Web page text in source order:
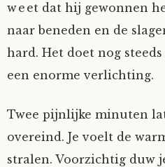
Henricus
Jack
Juliette Stark
weet dat hij gewonnen
naar beneden en de
hard. Het doet nog
een enorme verlichting.
Twee pijnlijke minuten
overeind. Je voelt de
stralen. Voorzichtig duw